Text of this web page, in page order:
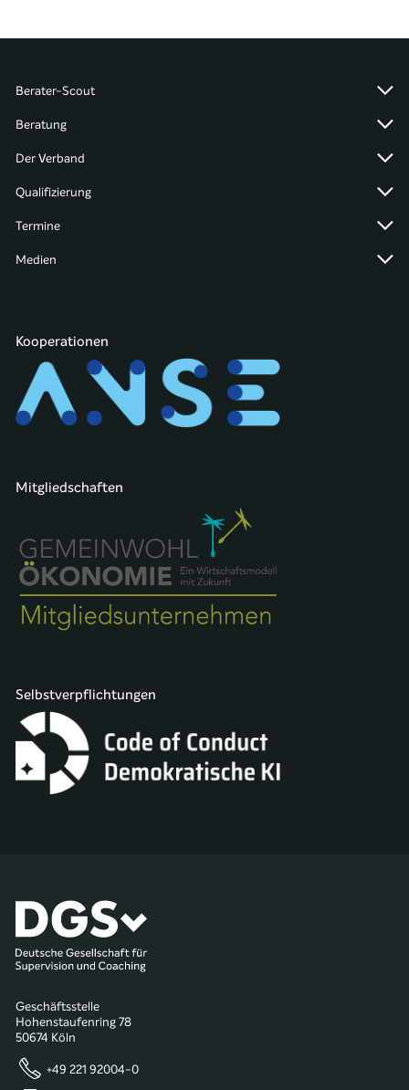
Berater-Scout
Beratung
Der Verband
Qualifizierung
Termine
Medien
Kooperationen
Mitgliedschaften
Selbstverpflichtungen
Geschäftsstelle
Hohenstaufenring 78
50674 Köln
+49 221 92004-0